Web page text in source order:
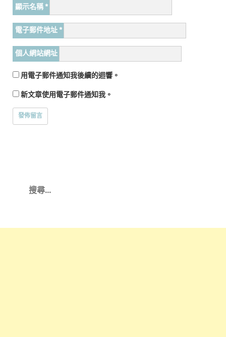
顯示名稱 *
電子郵件地址 *
個人網站網址
用電子郵件通知我後續的迴響。
新文章使用電子郵件通知我。